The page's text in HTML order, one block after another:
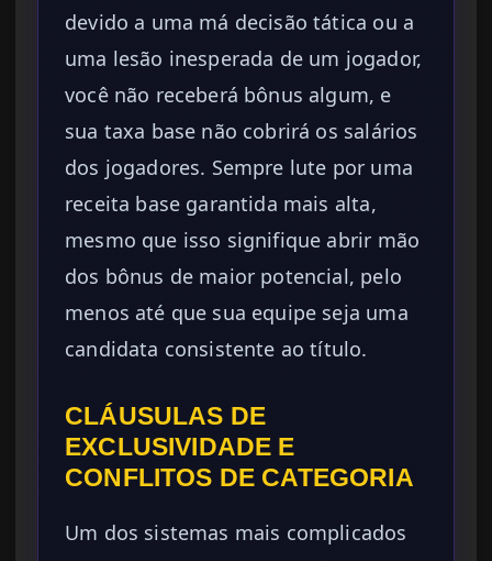
devido a uma má decisão tática ou a
uma lesão inesperada de um jogador,
você não receberá bônus algum, e
sua taxa base não cobrirá os salários
dos jogadores. Sempre lute por uma
receita base garantida mais alta,
mesmo que isso signifique abrir mão
dos bônus de maior potencial, pelo
menos até que sua equipe seja uma
candidata consistente ao título.
CLÁUSULAS DE
EXCLUSIVIDADE E
CONFLITOS DE CATEGORIA
Um dos sistemas mais complicados